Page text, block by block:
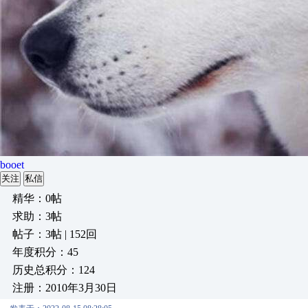
booet
关注 私信
精华：0帖
求助：3帖
帖子：3帖 | 152回
年度积分：45
历史总积分：124
注册：2010年3月30日